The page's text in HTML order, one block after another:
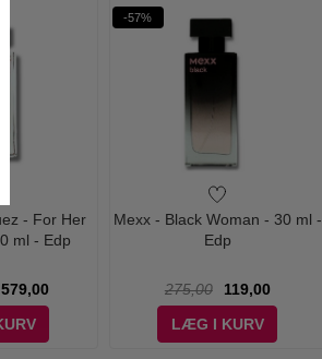
- For Her
ml - Edp
579,00
-57%
Mexx - Black Woman - 30 ml -
Edp
275,00
119,00
LÆG I KURV